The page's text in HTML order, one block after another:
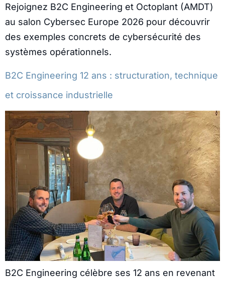
Rejoignez B2C Engineering et Octoplant (AMDT)
au salon Cybersec Europe 2026 pour découvrir
des exemples concrets de cybersécurité des
systèmes opérationnels.
B2C Engineering 12 ans : structuration, technique
et croissance industrielle
B2C Engineering célèbre ses 12 ans en revenant